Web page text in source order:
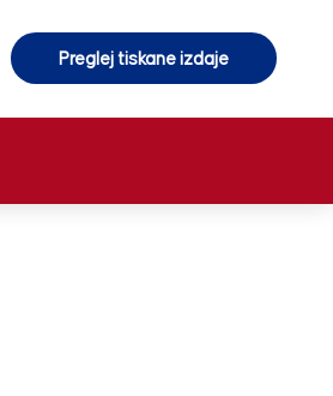
Preglej tiskane izdaje